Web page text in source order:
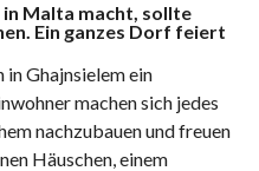
Malta macht, sollte
Ein ganzes Dorf feiert
Ghajnsielem ein
machen sich jedes
nachzubauen und freuen
Häuschen, einem